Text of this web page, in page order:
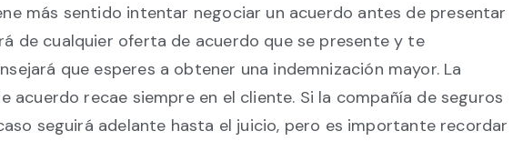
más sentido intentar negociar un acuerdo antes de presentar
de cualquier oferta de acuerdo que se presente y te
que esperes a obtener una indemnización mayor. La
acuerdo recae siempre en el cliente. Si la compañía de seguros
seguirá adelante hasta el juicio, pero es importante recordar